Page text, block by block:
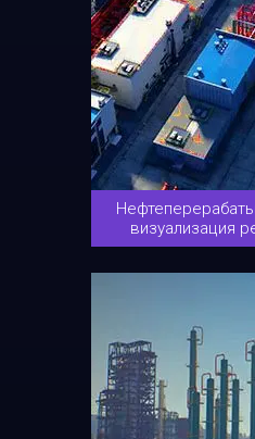
визуализация